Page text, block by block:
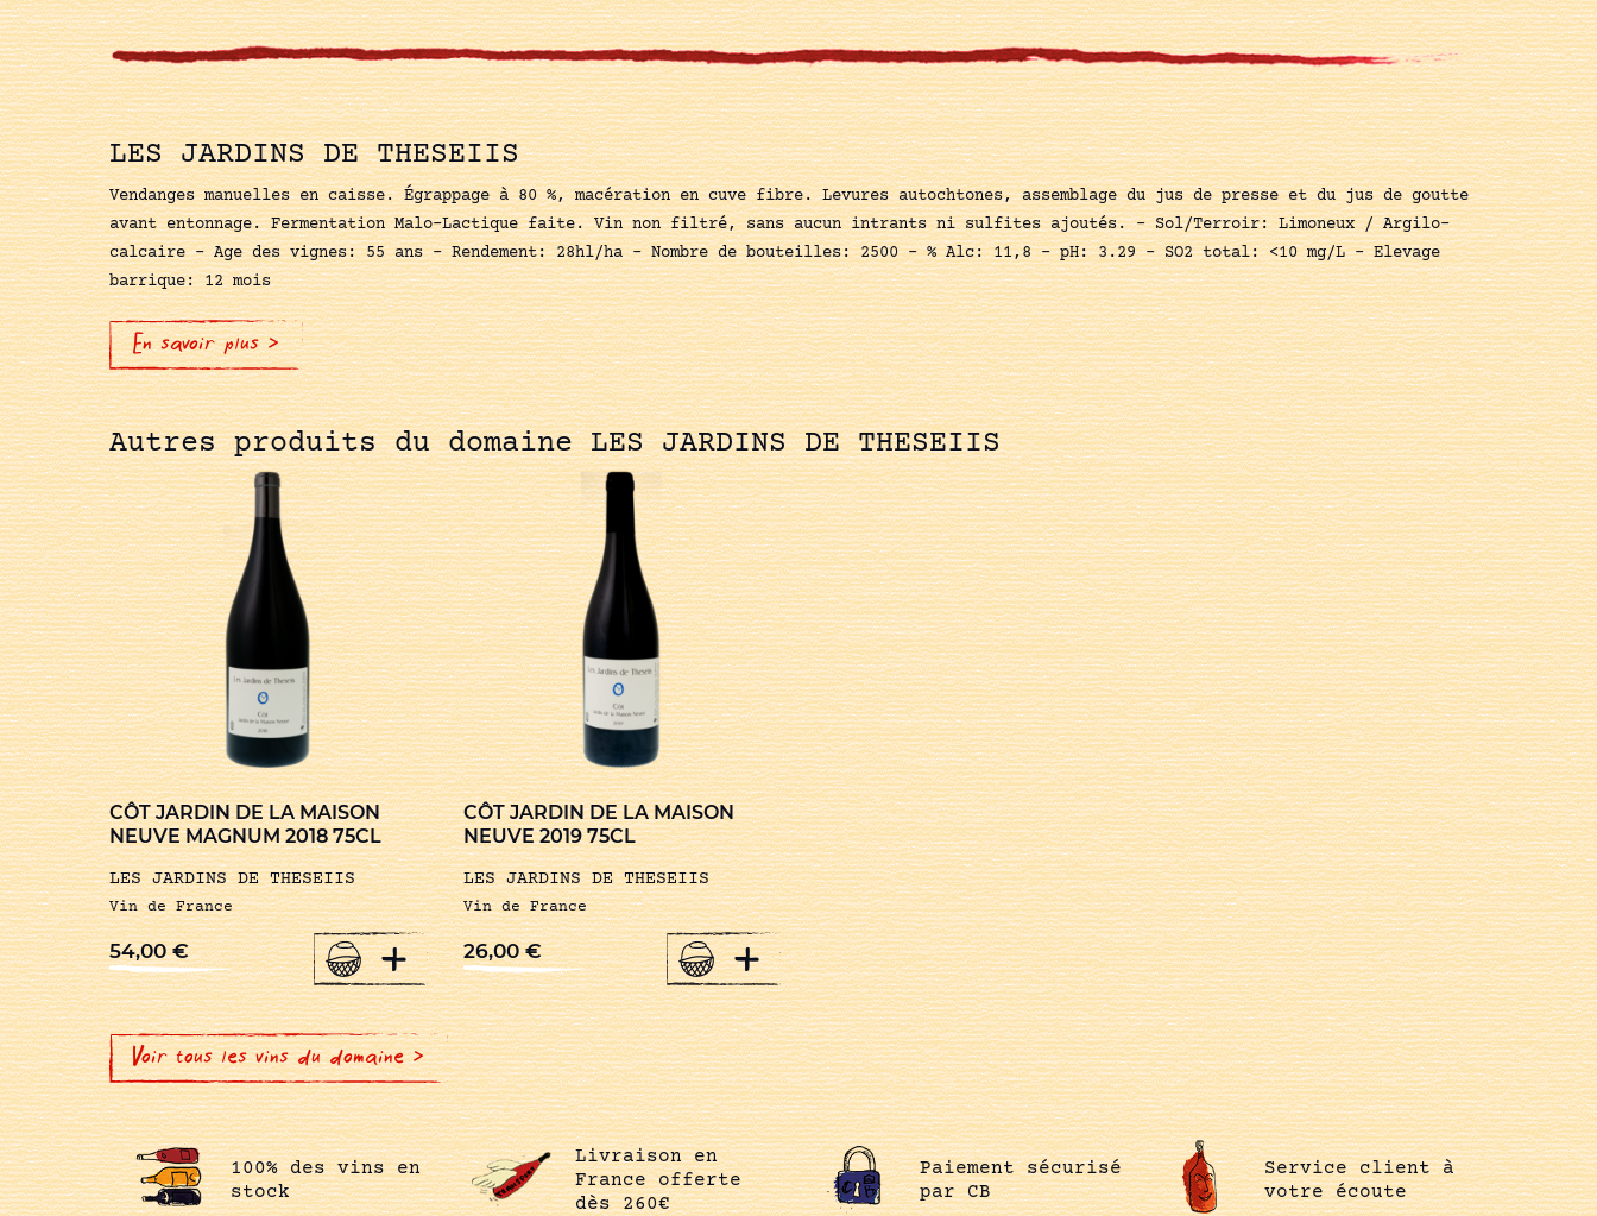
LES JARDINS DE THESEIIS
Vendanges manuelles en caisse. Égrappage à 80 %, macération en cuve fibre. Levures autochtones, assemblage du jus de presse et du jus de goutte
avant entonnage. Fermentation Malo-Lactique faite. Vin non filtré, sans aucun intrants ni sulfites ajoutés. - Sol/Terroir: Limoneux / Argilo-
calcaire - Age des vignes: 55 ans - Rendement: 28hl/ha - Nombre de bouteilles: 2500 - % Alc: 11,8 - pH: 3.29 - SO2 total: <10 mg/L - Elevage
barrique: 12 mois
En savoir plus >
Autres produits du domaine LES JARDINS DE THESEIIS
CÔT JARDIN DE LA MAISON
NEUVE MAGNUM 2018 75CL
LES JARDINS DE THESEIIS
Vin de France
54,00€ +
CÔT JARDIN DE LA MAISON
NEUVE 2019 75CL
LES JARDINS DE THESEIIS
Vin de France
26,00€ +
Voir tous les vins du domaine >
100% des vins en
stock
Livraison en
France offerte
dès 260€
Paiement sécurisé
par CB
Service client à
votre écoute